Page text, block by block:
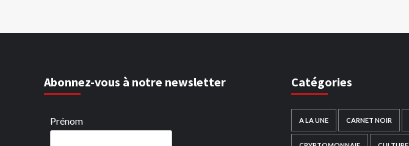
Abonnez-vous à notre newsletter
Prénom
Catégories
A LA UNE CARNET NOIR